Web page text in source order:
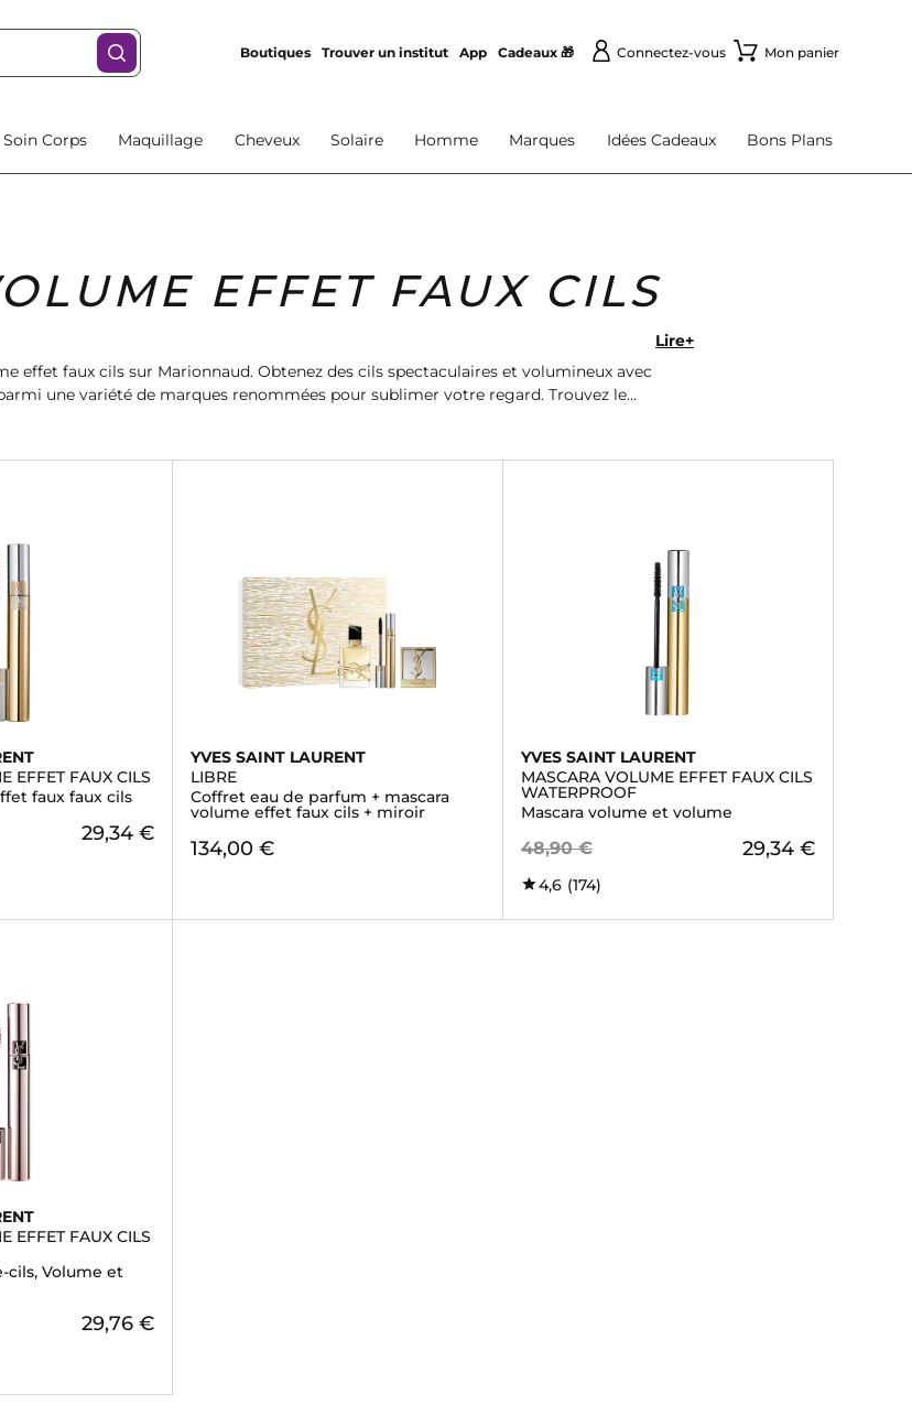
Boutiques Trouver un institut App Cadeaux 🎁 Connectez-vous Mon panier
Soin Corps Maquillage Cheveux Solaire Homme Marques Idées Cadeaux Bons Plans
EFFET FAUX CILS
effet faux cils sur Marionnaud. Obtenez des cils spectaculaires et volumineux avec
une variété de marques renommées pour sublimer votre regard. Trouvez le
Lire+
EFFET FAUX CILS
faux faux cils
29,34 €
YVES SAINT LAURENT
LIBRE
Coffret eau de parfum + mascara
volume effet faux cils + miroir
134,00 €
YVES SAINT LAURENT
MASCARA VOLUME EFFET FAUX CILS
WATERPROOF
Mascara volume et volume
48,90 € 29,34 €
4,6 (174)
EFFET FAUX CILS
cils, Volume et
29,76 €